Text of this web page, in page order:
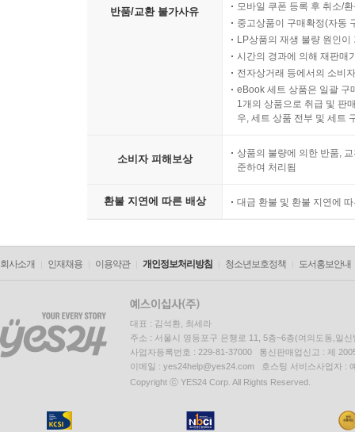
반품/교환 불가사유
모바일 쿠폰 등록 후 취소/
중고상품이 구매확정(자동
LP상품의 재생 불량 원인
시간의 경과에 의해 재판매
전자상거래 등에서의 소비
eBook 세트 상품은 일괄 구
1개의 상품으로 취급 및 판
우, 세트 상품 전부 및 세트
소비자 피해보상
상품의 불량에 의한 반품,
준하여 처리됨
환불 지연에 따른 배상 대금 환불 및 환불 지연에
회사소개 인재채용 이용약관 개인정보처리방침 청소년보호정책 도서홍보안내
대표 : 김석환, 최세라
주소 : 서울시 영등포구 은행로 11, 5층~6층(여의도동,일신
사업자등록번호 : 229-81-37000 통신판매업신고 : 제
이메일 : yes24help@yes24.com 호스팅 서비스사업자 :
Copyright ⓒ YES24 Corp. All Rights Reserved.